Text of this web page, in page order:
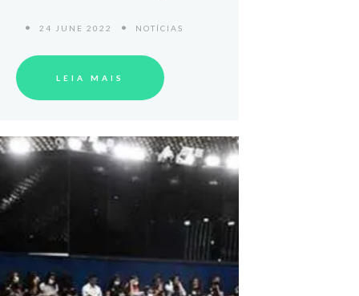
24 JUNE 2022 NOTÍCIAS
LEIA MAIS